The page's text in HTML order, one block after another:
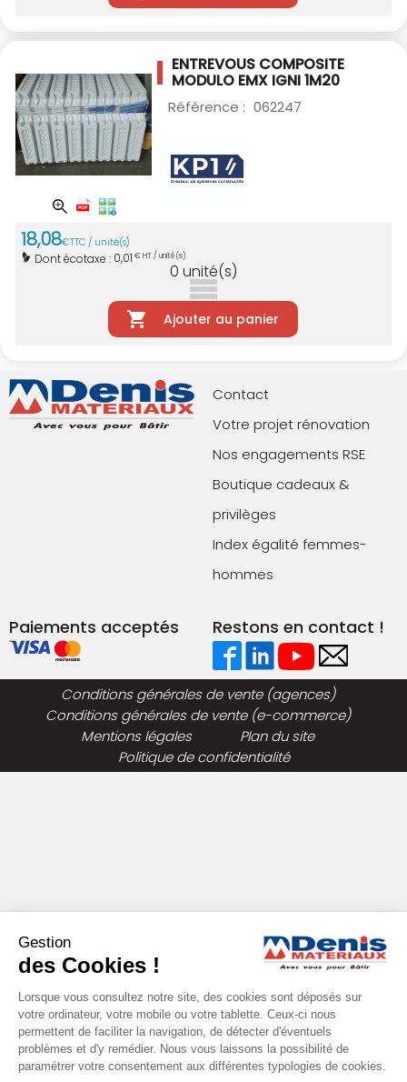
ENTREVOUS COMPOSITE
MODULO EMX IGNI 1M20
Référence : 062247
18,08€TTC / unité(s)
Dont écotaxe : 0,01 € HT / unité(s)
0 unité(s)
Ajouter au panier
Contact
Votre projet rénovation
Nos engagements RSE
Boutique cadeaux &
privilèges
Index égalité femmes-
hommes
Paiements acceptés Restons en contact !
Conditions générales de vente (agences)
Conditions générales de vente (e-commerce)
Mentions légales
Plan du site
Politique de confidentialité
Gestion
des Cookies !
Lorsque vous consultez notre site, des cookies sont déposés sur
votre ordinateur, votre mobile ou votre tablette. Ceux-ci nous
permettent de faciliter la navigation, de détecter d'éventuels
problèmes et d'y remédier. Nous vous laissons la possibilité de
paramétrer votre consentement aux différentes typologies de cookies.